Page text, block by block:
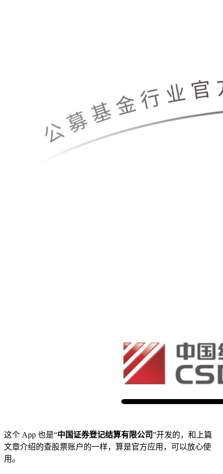
这个 App 也是“中国证券登记结算有限公司”开发的，和上篇
文章介绍的查股票账户的一样，算是官方应用，可以放心使
用。